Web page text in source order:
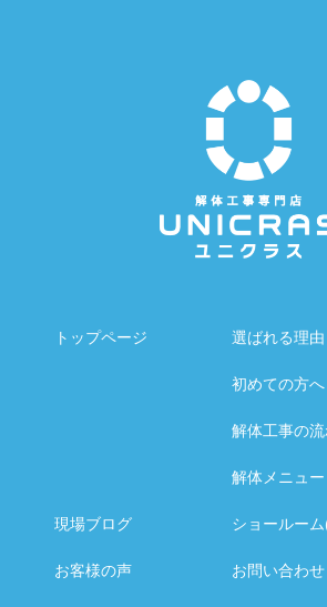
トップページ 選ばれる理由
初めての方へ
解体工事の
解体メニュー
現場ブログ
お客様の声
ショールー
お問い合わせ